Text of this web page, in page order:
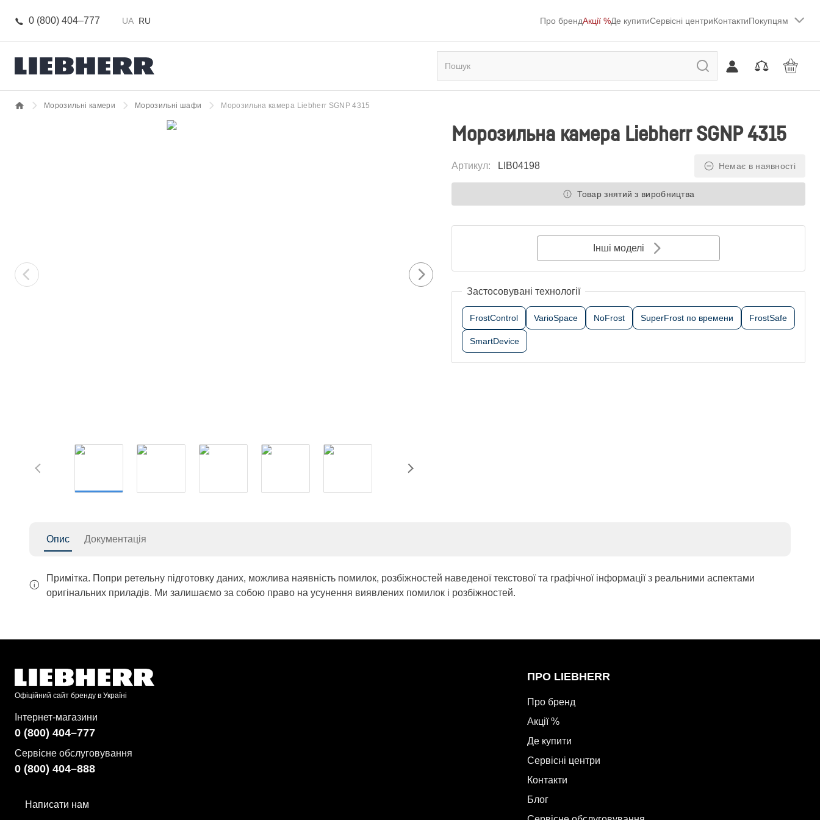
0 (800) 404–777 UA RU Про брендАкції %Де купитиСервісні центриКонтактиПокупцям
Морозильні камери Морозильні шафи Морозильна камера Liebherr SGNP 4315
Морозильна камера Liebherr SGNP 4315
Артикул: LIB04198 Немає в наявності
Товар знятий з виробництва
Інші моделі
Застосовувані технології
FrostControl VarioSpace NoFrost SuperFrost по времени FrostSafe
SmartDevice
Опис Документація
Примітка. Попри ретельну підготовку даних, можлива наявність помилок, розбіжностей наведеної текстової та графічної інформації з реальними аспектами
оригінальних приладів. Ми залишаємо за собою право на усунення виявлених помилок і розбіжностей.
Офіційний сайт бренду в Україні
Інтернет-магазини
0 (800) 404–777
Сервісне обслуговування
0 (800) 404–888
Написати нам
ПРО LIEBHERR
Про бренд
Акції %
Де купити
Сервісні центри
Контакти
Блог